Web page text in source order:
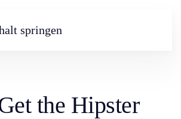
springen
the Hipster